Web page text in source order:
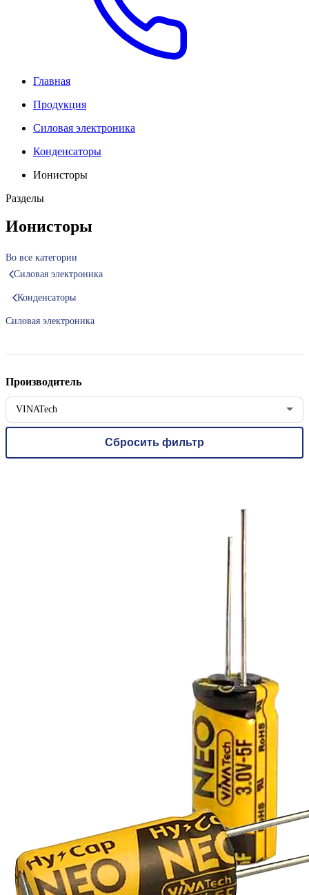
Главная
Продукция
Силовая электроника
Конденсаторы
Ионисторы
Разделы
Ионисторы
Во все категории
Силовая электроника
Конденсаторы
Силовая электроника
Производитель
VINATech